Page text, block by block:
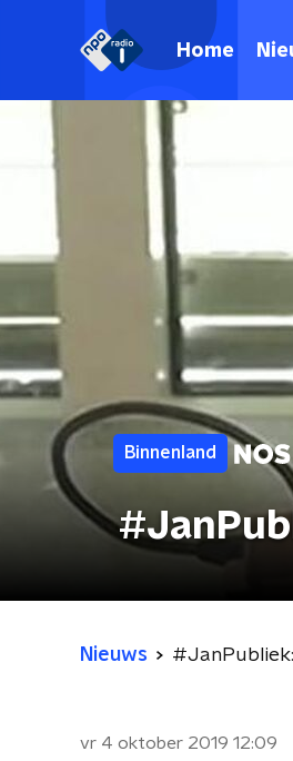
Home
Binnenland
Nieuws
vr 4 oktober 2019 12:09